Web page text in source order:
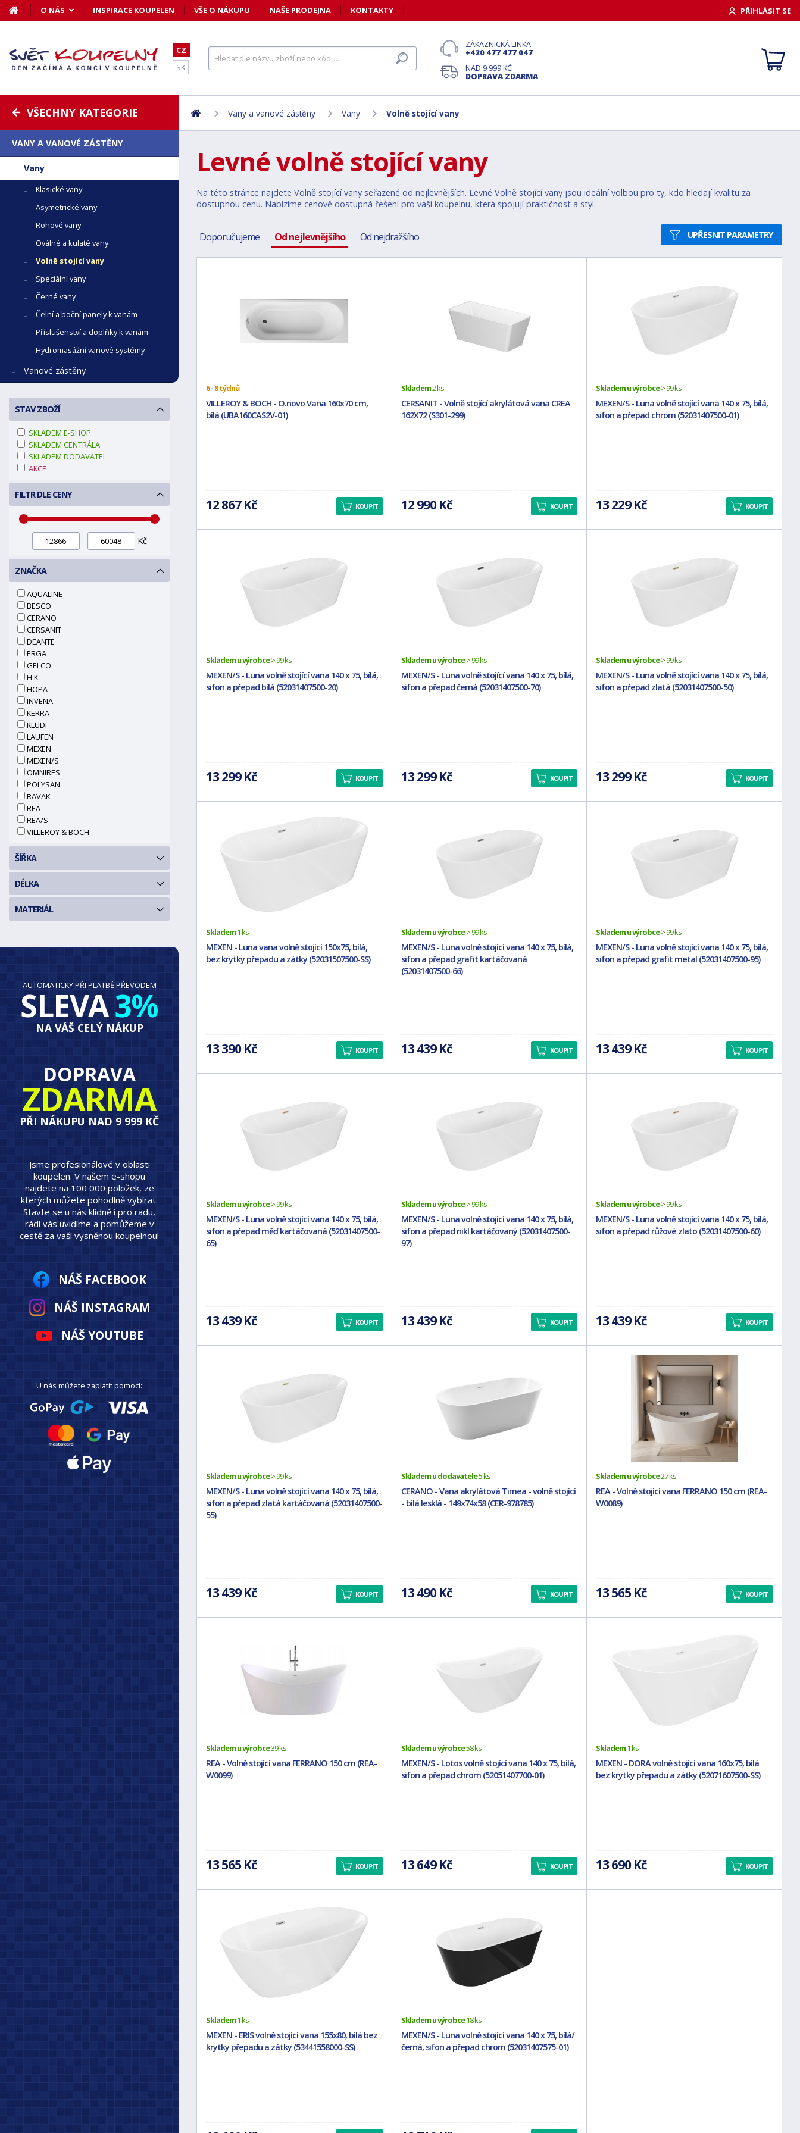
O NÁS INSPIRACE KOUPELEN VŠE O NÁKUPU NAŠE PRODEJNA KONTAKTY PŘIHLÁSIT SE
CZ
SK
ZÁKAZNICKÁ LINKA
+420 477 477 047
NAD 9 999 KČ
DOPRAVA ZDARMA
Vany a vanové zástěny Vany Volně stojící vany
Levné volně stojící vany
Na této stránce najdete Volně stojící vany seřazené od nejlevnějších. Levné Volně stojící vany jsou ideální volbou pro ty, kdo hledají kvalitu za
dostupnou cenu. Nabízíme cenově dostupná řešení pro vaši koupelnu, která spojují praktičnost a styl.
Doporučujeme Od nejlevnějšího Od nejdražšího UPŘESNIT PARAMETRY
6 - 8 týdnů
VILLEROY & BOCH - O.novo Vana 160x70 cm,
bílá (UBA160CAS2V-01)
12 867 Kč KOUPIT
Skladem2 ks
CERSANIT - Volně stojící akrylátová vana CREA
162X72 (S301-299)
12 990 Kč KOUPIT
Skladem u výrobce> 99 ks
MEXEN/S - Luna volně stojící vana 140 x 75, bílá,
sifon a přepad chrom (52031407500-01)
13 229 Kč KOUPIT
Skladem u výrobce> 99 ks
MEXEN/S - Luna volně stojící vana 140 x 75, bílá,
sifon a přepad bílá (52031407500-20)
13 299 Kč KOUPIT
Skladem u výrobce> 99 ks
MEXEN/S - Luna volně stojící vana 140 x 75, bílá,
sifon a přepad černá (52031407500-70)
13 299 Kč KOUPIT
Skladem u výrobce> 99 ks
MEXEN/S - Luna volně stojící vana 140 x 75, bílá,
sifon a přepad zlatá (52031407500-50)
13 299 Kč KOUPIT
Skladem1 ks
MEXEN - Luna vana volně stojící 150x75, bílá,
bez krytky přepadu a zátky (52031507500-SS)
13 390 Kč KOUPIT
Skladem u výrobce> 99 ks
MEXEN/S - Luna volně stojící vana 140 x 75, bílá,
sifon a přepad grafit kartáčovaná
(52031407500-66)
13 439 Kč KOUPIT
Skladem u výrobce> 99 ks
MEXEN/S - Luna volně stojící vana 140 x 75, bílá,
sifon a přepad grafit metal (52031407500-95)
13 439 Kč KOUPIT
Skladem u výrobce> 99 ks
MEXEN/S - Luna volně stojící vana 140 x 75, bílá,
sifon a přepad měď kartáčovaná (52031407500-
65)
13 439 Kč KOUPIT
Skladem u výrobce> 99 ks
MEXEN/S - Luna volně stojící vana 140 x 75, bílá,
sifon a přepad nikl kartáčovaný (52031407500-
97)
13 439 Kč KOUPIT
Skladem u výrobce> 99 ks
MEXEN/S - Luna volně stojící vana 140 x 75, bílá,
sifon a přepad růžové zlato (52031407500-60)
13 439 Kč KOUPIT
Skladem u výrobce> 99 ks
MEXEN/S - Luna volně stojící vana 140 x 75, bílá,
sifon a přepad zlatá kartáčovaná (52031407500-
55)
13 439 Kč KOUPIT
Skladem u dodavatele5 ks
CERANO - Vana akrylátová Timea - volně stojící
- bílá lesklá - 149x74x58 (CER-978785)
13 490 Kč KOUPIT
Skladem u výrobce27 ks
REA - Volně stojící vana FERRANO 150 cm (REA-
W0089)
13 565 Kč KOUPIT
Skladem u výrobce39 ks
REA - Volně stojící vana FERRANO 150 cm (REA-
W0099)
13 565 Kč KOUPIT
Skladem u výrobce58 ks
MEXEN/S - Lotos volně stojící vana 140 x 75, bílá,
sifon a přepad chrom (52051407700-01)
13 649 Kč KOUPIT
Skladem1 ks
MEXEN - DORA volně stojící vana 160x75, bílá
bez krytky přepadu a zátky (52071607500-SS)
13 690 Kč KOUPIT
Skladem1 ks
MEXEN - ERIS volně stojící vana 155x80, bílá bez
krytky přepadu a zátky (53441558000-SS)
Skladem u výrobce18 ks
MEXEN/S - Luna volně stojící vana 140 x 75, bílá/
černá, sifon a přepad chrom (52031407575-01)
VŠECHNY KATEGORIE
VANY A VANOVÉ ZÁSTĚNY
Vany
Klasické vany
Asymetrické vany
Rohové vany
Oválné a kulaté vany
Volně stojící vany
Speciální vany
Černé vany
Čelní a boční panely k vanám
Příslušenství a doplňky k vanám
Hydromasážní vanové systémy
Vanové zástěny
STAV ZBOŽÍ
SKLADEM E-SHOP
SKLADEM CENTRÁLA
SKLADEM DODAVATEL
AKCE
FILTR DLE CENY
- Kč
ZNAČKA
AQUALINE
BESCO
CERANO
CERSANIT
DEANTE
ERGA
GELCO
H K
HOPA
INVENA
KERRA
KLUDI
LAUFEN
MEXEN
MEXEN/S
OMNIRES
POLYSAN
RAVAK
REA
REA/S
VILLEROY & BOCH
ŠÍŘKA
DÉLKA
MATERIÁL
AUTOMATICKY PŘI PLATBĚ PŘEVODEM
SLEVA3%
NA VÁŠ CELÝ NÁKUP
DOPRAVA
ZDARMA
PŘI NÁKUPU NAD 9 999 KČ
Jsme profesionálové v oblasti
koupelen. V našem e-shopu
najdete na 100 000 položek, ze
kterých můžete pohodlně vybírat.
Stavte se u nás klidně i pro radu,
rádi vás uvidíme a pomůžeme v
cestě za vaší vysněnou koupelnou!
NÁŠ FACEBOOK
NÁŠ INSTAGRAM
NÁŠ YOUTUBE
U nás můžete zaplatit pomocí: